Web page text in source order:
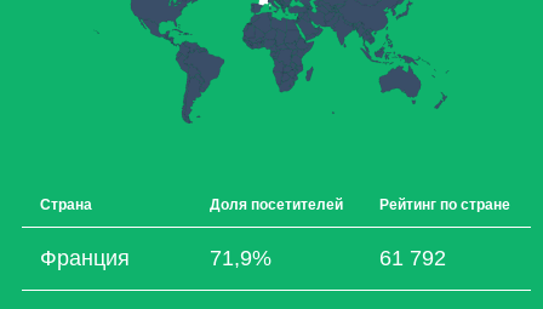
Страна Доля посетителей Рейтинг по стране
Франция 71,9% 61 792